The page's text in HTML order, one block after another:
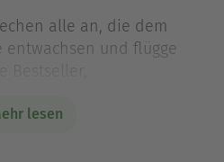
alle an, die dem
entwachsen und flügge
und die ersten
lesen